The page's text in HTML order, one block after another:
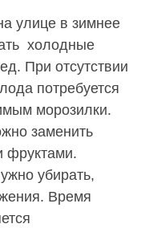
улице в зимнее
холодные
При отсутствии
потребуется
морозилки.
заменить
фруктами.
убирать,
Время